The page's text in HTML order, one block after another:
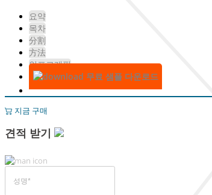
요약
목차
分割
方法
인포그래픽
무료 샘플 다운로드
지금 구매
견적 받기